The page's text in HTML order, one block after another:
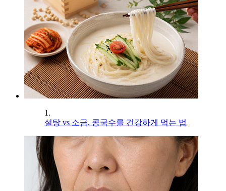
1.
설탕 vs 소금, 콩국수를 건강하게 먹는 법